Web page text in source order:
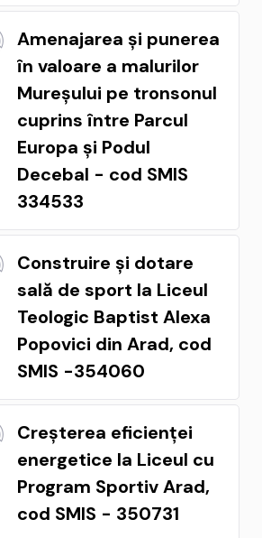
Amenajarea și punerea
în valoare a malurilor
Mureșului pe tronsonul
cuprins între Parcul
Europa și Podul
Decebal - cod SMIS
334533
Construire și dotare
sală de sport la Liceul
Teologic Baptist Alexa
Popovici din Arad, cod
SMIS -354060
Creșterea eficienței
energetice la Liceul cu
Program Sportiv Arad,
cod SMIS - 350731